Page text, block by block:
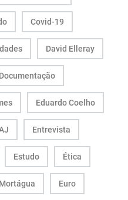
Covid-19
David Elleray
Documentação
Eduardo Coelho
Entrevista
Estudo Ética
Euro